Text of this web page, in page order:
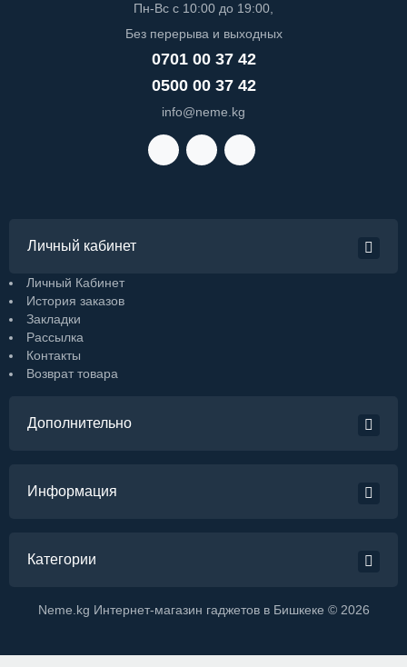
Пн-Вс с 10:00 до 19:00,
Без перерыва и выходных
0701 00 37 42
0500 00 37 42
info@neme.kg
Личный кабинет
Личный Кабинет
История заказов
Закладки
Рассылка
Контакты
Возврат товара
Дополнительно
Информация
Категории
Neme.kg Интернет-магазин гаджетов в Бишкеке © 2026